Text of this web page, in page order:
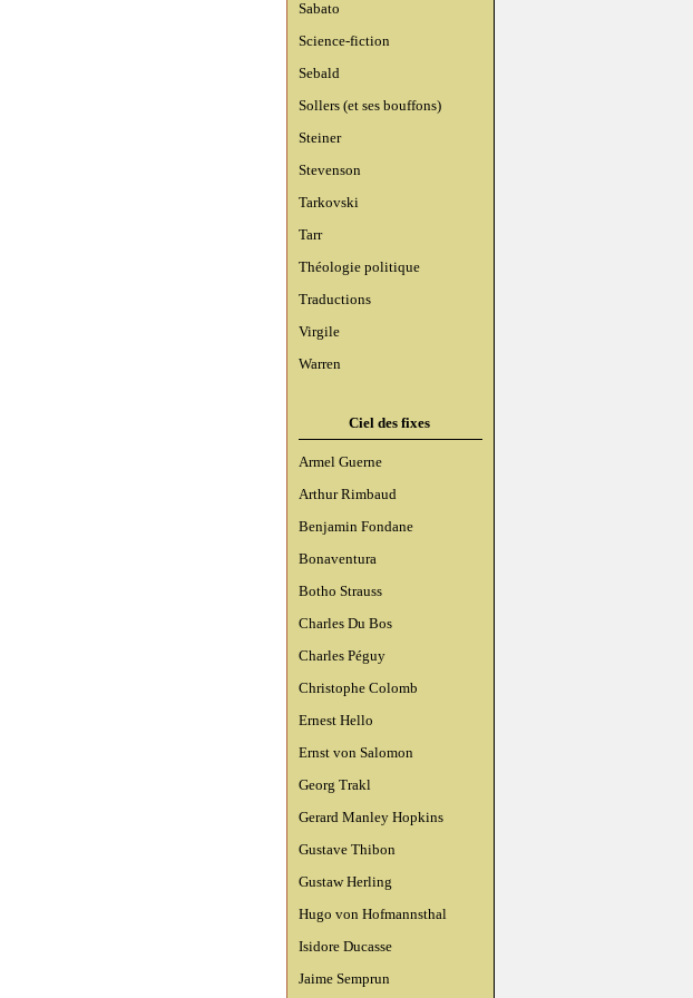
Sabato
Science-fiction
Sebald
Sollers (et ses bouffons)
Steiner
Stevenson
Tarkovski
Tarr
Théologie politique
Traductions
Virgile
Warren
Ciel des fixes
Armel Guerne
Arthur Rimbaud
Benjamin Fondane
Bonaventura
Botho Strauss
Charles Du Bos
Charles Péguy
Christophe Colomb
Ernest Hello
Ernst von Salomon
Georg Trakl
Gerard Manley Hopkins
Gustave Thibon
Gustaw Herling
Hugo von Hofmannsthal
Isidore Ducasse
Jaime Semprun